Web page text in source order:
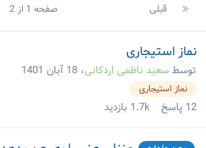
قبلی صفحه 1 از 2
نماز استیجاری
توسطسعید ناظمی اردکانی، 18 آبان 1401
نماز استیجاری
12 پاسخ 1.7k بازدید